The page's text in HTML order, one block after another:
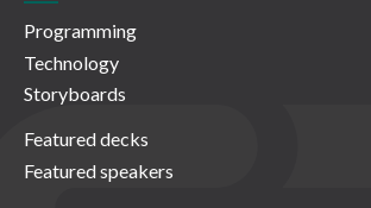
Programming
Technology
Storyboards
Featured decks
Featured speakers